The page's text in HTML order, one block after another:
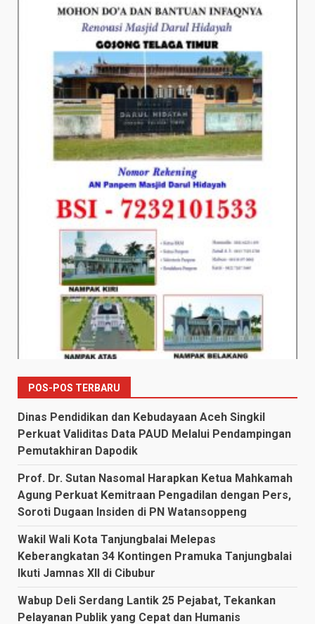
POS-POS TERBARU
Dinas Pendidikan dan Kebudayaan Aceh Singkil
Perkuat Validitas Data PAUD Melalui Pendampingan
Pemutakhiran Dapodik
Prof. Dr. Sutan Nasomal Harapkan Ketua Mahkamah
Agung Perkuat Kemitraan Pengadilan dengan Pers,
Soroti Dugaan Insiden di PN Watansoppeng
Wakil Wali Kota Tanjungbalai Melepas
Keberangkatan 34 Kontingen Pramuka Tanjungbalai
Ikuti Jamnas XII di Cibubur
Wabup Deli Serdang Lantik 25 Pejabat, Tekankan
Pelayanan Publik yang Cepat dan Humanis